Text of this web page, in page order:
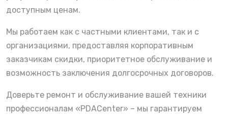
доступным ценам.
Мы работаем как с частными клиентами, так и с
организациями, предоставляя корпоративным
заказчикам скидки, приоритетное обслуживание и
возможность заключения долгосрочных договоров.
Доверьте ремонт и обслуживание вашей техники
профессионалам «PDACenter» – мы гарантируем